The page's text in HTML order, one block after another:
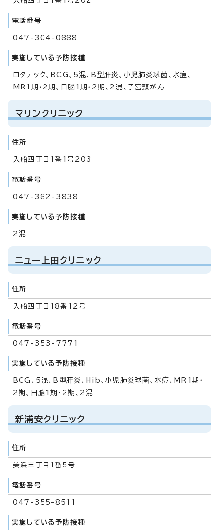
電話番号
047-304-0888
実施している予防接種
ロタテック、BCG、5混、B型肝炎、小児肺炎球菌、水痘、
MR1期・2期、日脳1期・2期、2混、子宮頸がん
マリンクリニック
住所
入船四丁目1番1号203
電話番号
047-382-3838
実施している予防接種
2混
ニュー上田クリニック
住所
入船四丁目18番12号
電話番号
047-353-7771
実施している予防接種
BCG、5混、B型肝炎、Hib、小児肺炎球菌、水痘、MR1期・
2期、日脳1期・2期、2混
新浦安クリニック
住所
美浜三丁目1番5号
電話番号
047-355-8511
実施している予防接種